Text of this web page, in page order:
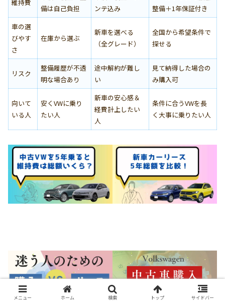
維持費
備は自己負担
ンテ込み
整備＋1年保証付き
車の選
びやす
さ
在庫から選ぶ
新車を選べる
（全グレード）
全国から希望条件で
探せる
リスク
整備履歴が不透
明な場合あり
途中解約が難し
い
見て納得した場合の
み購入可
向いて
いる人
安くVWに乗り
たい人
新車の安心感＆
経費計上したい
人
条件に合うVWを長
く大事に乗りたい人
メニュー ホーム 検索 トップ サイドバー